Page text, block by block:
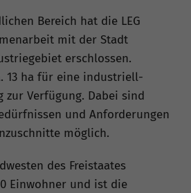
Bereich hat die LEG
mit der Stadt
erschlossen.
13 ha für eine industriell-
zur Verfügung. Dabei sind
und Anforderungen
möglich.
des Freistaates
Einwohner und ist die